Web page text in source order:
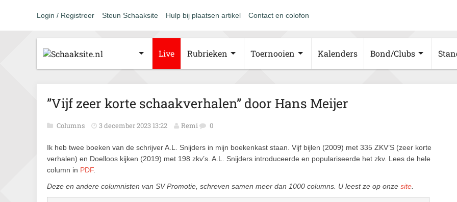
Login / Registreer Steun Schaaksite Hulp bij plaatsen artikel Contact en colofon
Live Rubrieken Toernooien Kalenders Bond/Clubs
”Vijf zeer korte schaakverhalen” door Hans Meijer
Columns 3 december 2023 13:22 Remi 0
Ik heb twee boeken van de schrijver A.L. Snijders in mijn boekenkast staan. Vijf bijlen (2009) met 335 ZKV’S (zeer korte
verhalen) en Doelloos kijken (2019) met 198 zkv’s. A.L. Snijders introduceerde en populariseerde het zkv. Lees de hele
column in PDF.
Deze en andere columnisten van SV Promotie, schreven samen meer dan 1000 columns. U leest ze op onze site